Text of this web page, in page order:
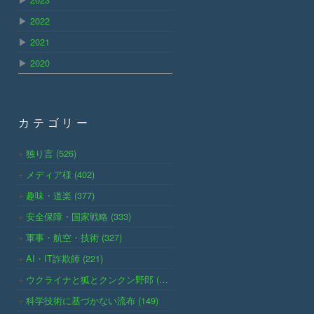
▶ 2022
▶ 2021
▶ 2020
カテゴリー
独り言 (526)
メディア様 (402)
趣味・道楽 (377)
安全保障・国家戦略 (333)
軍事・航空・技術 (327)
AI・IT詐欺師 (221)
ウクライナと狐とクンクン野郎 (191)
科学技術に基づかない流布 (149)